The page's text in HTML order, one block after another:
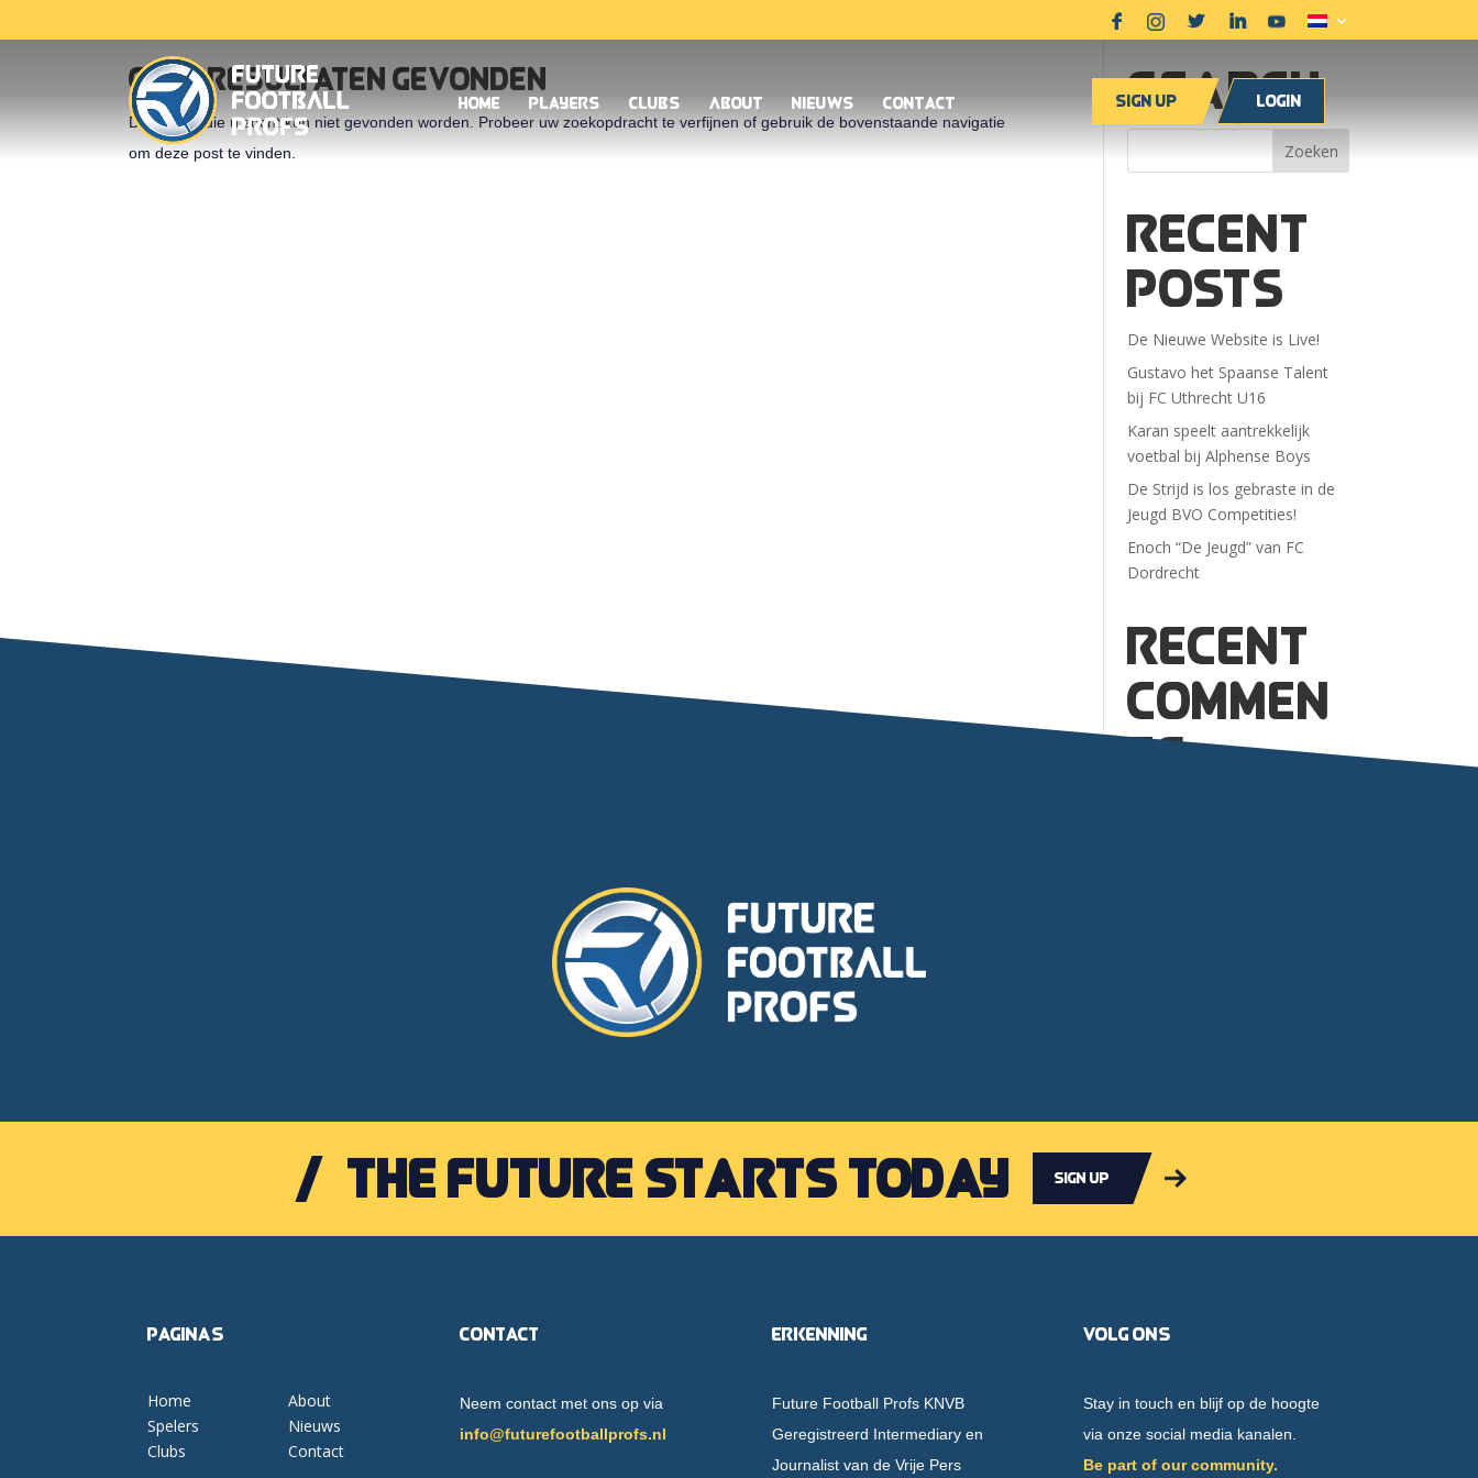
Home Players Clubs About Nieuws Contact Login
Sign up
Geen Resultaten Gevonden
De pagina die u zocht kon niet gevonden worden. Probeer uw zoekopdracht te verfijnen of gebruik de bovenstaande navigatie
om deze post te vinden.
Search
Recent
Posts
De Nieuwe Website is Live!
Gustavo het Spaanse Talent
bij FC Uthrecht U16
Karan speelt aantrekkelijk
voetbal bij Alphense Boys
De Strijd is los gebraste in de
Jeugd BVO Competities!
Enoch “De Jeugd” van FC
Dordrecht
Recent
Commen
ts
The future starts today Sign up
Pagina's
Home
Spelers
Clubs
About
Nieuws
Contact
Contact
Neem contact met ons op via
info@futurefootballprofs.nl
Erkenning
Future Football Profs KNVB
Geregistreerd Intermediary en
Journalist van de Vrije Pers
Volg ons
Stay in touch en blijf op de hoogte
via onze social media kanalen.
Be part of our community.